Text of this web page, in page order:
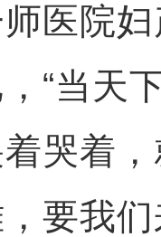
医院
“当天
哭着
要我